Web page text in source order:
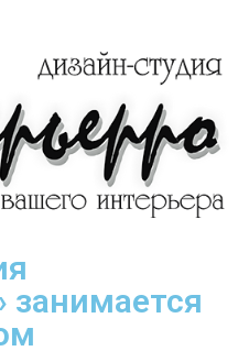
занимается